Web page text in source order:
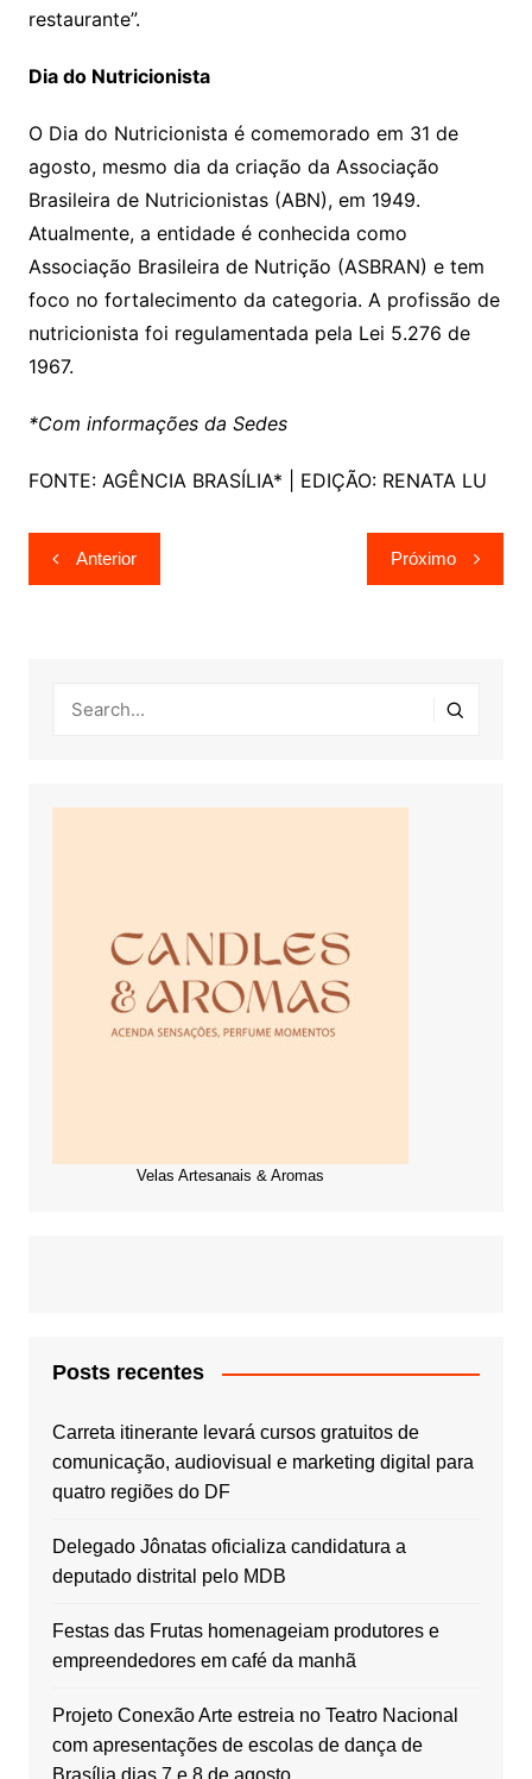
restaurante”.
Dia do Nutricionista
O Dia do Nutricionista é comemorado em 31 de
agosto, mesmo dia da criação da Associação
Brasileira de Nutricionistas (ABN), em 1949.
Atualmente, a entidade é conhecida como
Associação Brasileira de Nutrição (ASBRAN) e tem
foco no fortalecimento da categoria. A profissão de
nutricionista foi regulamentada pela Lei 5.276 de
1967.
*Com informações da Sedes
FONTE: AGÊNCIA BRASÍLIA* | EDIÇÃO: RENATA LU
Navegação
de
Anterior Próximo
Velas Artesanais & Aromas
Posts recentes
Carreta itinerante levará cursos gratuitos de
comunicação, audiovisual e marketing digital para
quatro regiões do DF
Delegado Jônatas oficializa candidatura a
deputado distrital pelo MDB
Festas das Frutas homenageiam produtores e
empreendedores em café da manhã
Projeto Conexão Arte estreia no Teatro Nacional
com apresentações de escolas de dança de